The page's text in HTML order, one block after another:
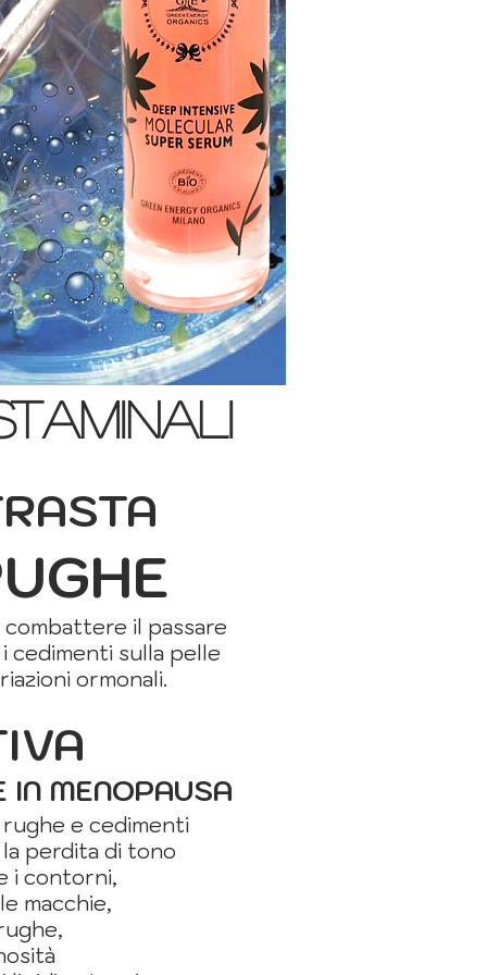
il passare
cedimenti sulla pelle
ormonali.
IN MENOPAUSA
e cedimenti
perdita di tono
i contorni,
macchie,